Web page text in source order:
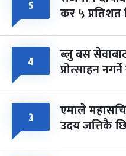
५ कर ५ प्रतिशत
४ ब्लु बस
प्रोत्साहन
३ एमाले
उदय जत्तिकै